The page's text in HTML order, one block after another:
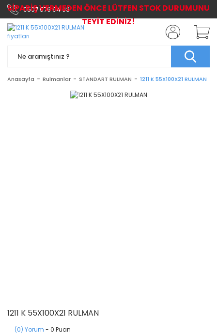
0507 576 64 03
Anasayfa Rulmanlar STANDART RULMAN 1211 K 55X100X21 RULMAN
1211 K 55X100X21 RULMAN
(0) Yorum - 0 Puan
SİPARİŞ VERMEDEN ÖNCE LÜTFEN STOK DURUMUNU
TEYİT EDİNİZ!